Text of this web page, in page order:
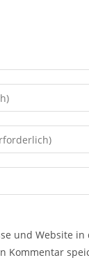
und Website
Kommentar